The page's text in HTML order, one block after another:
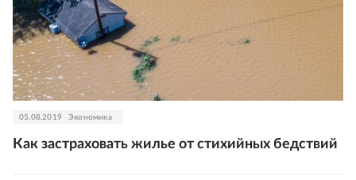
05.08.2019 Экономика
Как застраховать жилье от стихийных бедствий